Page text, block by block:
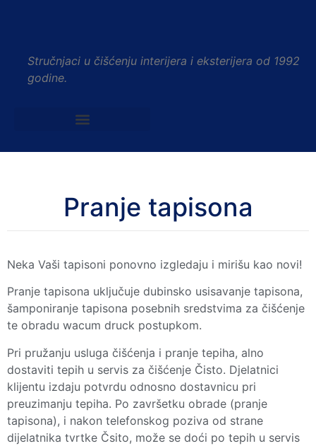
Stručnjaci u čišćenju interijera i eksterijera od 1992
godine.
Pranje tapisona
Neka Vaši tapisoni ponovno izgledaju i mirišu kao novi!
Pranje tapisona uključuje dubinsko usisavanje tapisona,
šamponiranje tapisona posebnih sredstvima za čišćenje
te obradu wacum druck postupkom.
Pri pružanju usluga čišćenja i pranje tepiha, alno
dostaviti tepih u servis za čišćenje Čisto. Djelatnici
klijentu izdaju potvrdu odnosno dostavnicu pri
preuzimanju tepiha. Po završetku obrade (pranje
tapisona), i nakon telefonskog poziva od strane
dijelatnika tvrtke Čsito, može se doći po tepih u servis